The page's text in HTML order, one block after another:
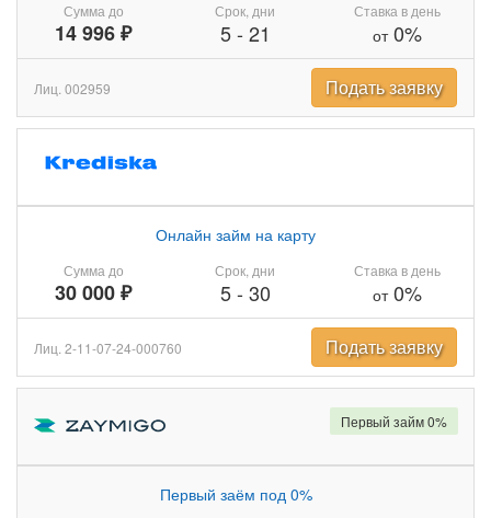
Сумма до
14 996 ₽
Срок, дни
5- 21
Ставка в день
от0%
Лиц. 002959 Подать заявку
Сумма до
30 000 ₽
Онлайн займ на карту
Срок, дни
5- 30
Ставка в день
от0%
Лиц. 2-11-07-24-000760 Подать заявку
Первый заём под 0%
Первый займ 0%